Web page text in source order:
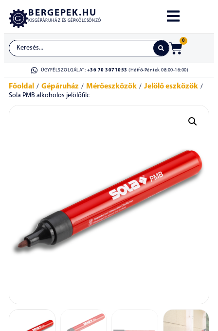
BERGEPEK.HU
KISGÉPÁRUHÁZ ÉS GÉPKÖLCSÖNZŐ
0
ÜGYFÉLSZOLGÁLAT: +36 70 3071053 (Hétfő-Péntek 08:00-16:00)
Főoldal / Gépáruház / Mérőeszközök / Jelölő eszközök /
Sola PMB alkoholos jelölőfilc